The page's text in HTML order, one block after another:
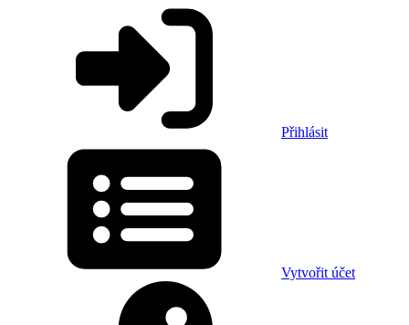
Přihlásit
Vytvořit účet